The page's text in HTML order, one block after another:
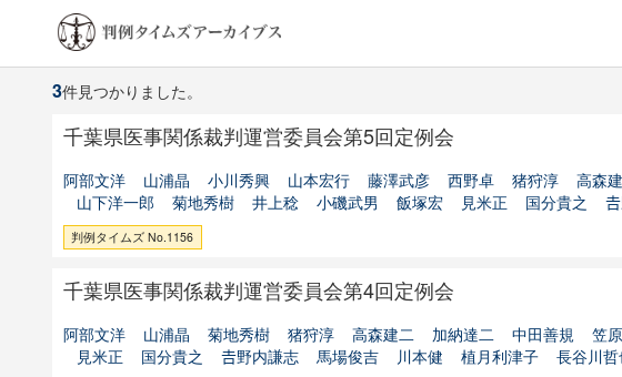
3件見つかりました。
千葉県医事関係裁判運営委員会第5回定例会
阿部文洋
山浦晶 小川秀興 山本宏行 藤澤武彦 西野卓 猪狩淳 高森
山下洋一郎
菊地秀樹 井上稔 小磯武男 飯塚宏 見米正 国分貴之
判例タイムズ No.1156
千葉県医事関係裁判運営委員会第4回定例会
阿部文洋
山浦晶 菊地秀樹 猪狩淳 高森建二 加納達二 中田善規 笠
見米正
国分貴之 𠮷野内謙志 馬場俊吉 川本健 植月利津子 長谷川